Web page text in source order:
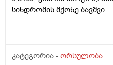
სინდრომის მქონე ბავშვი.
კატეგორია - ორსულობა